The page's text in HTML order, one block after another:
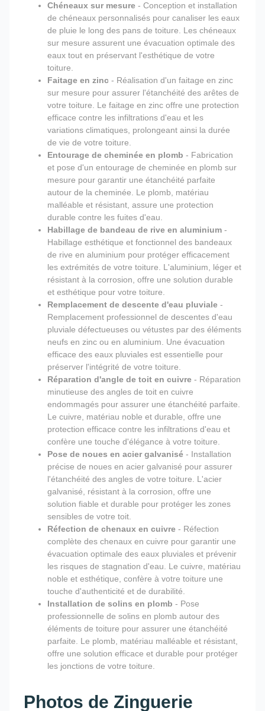
Chéneaux sur mesure - Conception et installation
de chéneaux personnalisés pour canaliser les eaux
de pluie le long des pans de toiture. Les chéneaux
sur mesure assurent une évacuation optimale des
eaux tout en préservant l'esthétique de votre
toiture.
Faitage en zinc - Réalisation d'un faitage en zinc
sur mesure pour assurer l'étanchéité des arêtes de
votre toiture. Le faitage en zinc offre une protection
efficace contre les infiltrations d'eau et les
variations climatiques, prolongeant ainsi la durée
de vie de votre toiture.
Entourage de cheminée en plomb - Fabrication
et pose d'un entourage de cheminée en plomb sur
mesure pour garantir une étanchéité parfaite
autour de la cheminée. Le plomb, matériau
malléable et résistant, assure une protection
durable contre les fuites d'eau.
Habillage de bandeau de rive en aluminium -
Habillage esthétique et fonctionnel des bandeaux
de rive en aluminium pour protéger efficacement
les extrémités de votre toiture. L'aluminium, léger et
résistant à la corrosion, offre une solution durable
et esthétique pour votre toiture.
Remplacement de descente d'eau pluviale -
Remplacement professionnel de descentes d'eau
pluviale défectueuses ou vétustes par des éléments
neufs en zinc ou en aluminium. Une évacuation
efficace des eaux pluviales est essentielle pour
préserver l'intégrité de votre toiture.
Réparation d'angle de toit en cuivre - Réparation
minutieuse des angles de toit en cuivre
endommagés pour assurer une étanchéité parfaite.
Le cuivre, matériau noble et durable, offre une
protection efficace contre les infiltrations d'eau et
confère une touche d'élégance à votre toiture.
Pose de noues en acier galvanisé - Installation
précise de noues en acier galvanisé pour assurer
l'étanchéité des angles de votre toiture. L'acier
galvanisé, résistant à la corrosion, offre une
solution fiable et durable pour protéger les zones
sensibles de votre toit.
Réfection de chenaux en cuivre - Réfection
complète des chenaux en cuivre pour garantir une
évacuation optimale des eaux pluviales et prévenir
les risques de stagnation d'eau. Le cuivre, matériau
noble et esthétique, confère à votre toiture une
touche d'authenticité et de durabilité.
Installation de solins en plomb - Pose
professionnelle de solins en plomb autour des
éléments de toiture pour assurer une étanchéité
parfaite. Le plomb, matériau malléable et résistant,
offre une solution efficace et durable pour protéger
les jonctions de votre toiture.
Photos de Zinguerie